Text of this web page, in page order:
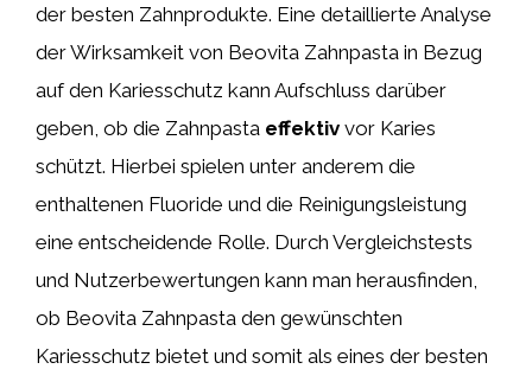
der besten Zahnprodukte. Eine detaillierte Analyse
der Wirksamkeit von Beovita Zahnpasta in Bezug
auf den Kariesschutz kann Aufschluss darüber
geben, ob die Zahnpasta effektiv vor Karies
schützt. Hierbei spielen unter anderem die
enthaltenen Fluoride und die Reinigungsleistung
eine entscheidende Rolle. Durch Vergleichstests
und Nutzerbewertungen kann man herausfinden,
ob Beovita Zahnpasta den gewünschten
Kariesschutz bietet und somit als eines der besten